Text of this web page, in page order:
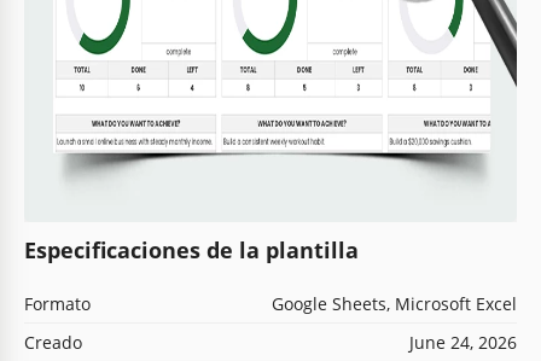
Especificaciones de la plantilla
Formato
Google Sheets, Microsoft Excel
Creado
June 24, 2026